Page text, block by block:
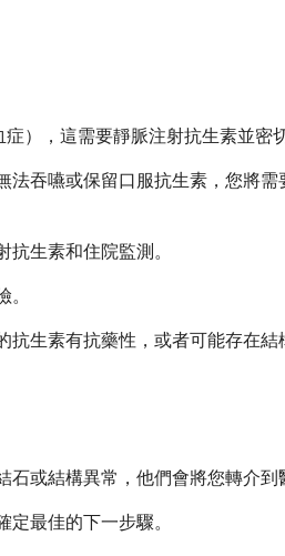
），這需要靜脈注射抗生素並密
吞嚥或保留口服抗生素，您將
生素和住院監測。
生素有抗藥性，或者可能存在結
或結構異常，他們會將您轉介到
最佳的下一步驟。